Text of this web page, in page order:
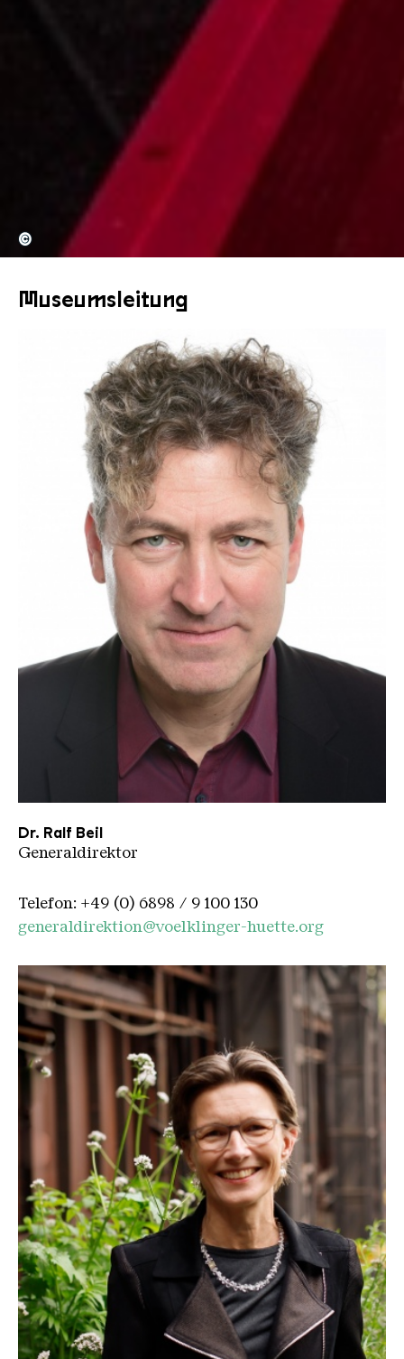
©
Museumsleitung
Portrait Dr Ralf Beil
Dr. Ralf Beil
Generaldirektor
Telefon: +49 (0) 6898 / 9 100 130
generaldirektion@voelklinger-huette.org